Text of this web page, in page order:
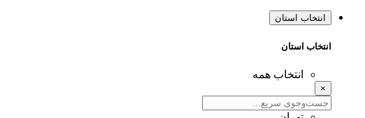
انتخاب استان
انتخاب استان
انتخاب همه
×